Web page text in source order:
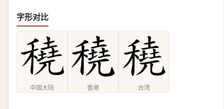
字形对比
中国大陆 香港 台湾